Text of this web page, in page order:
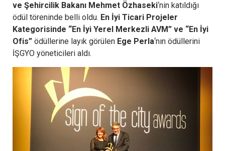
ve Şehircilik Bakanı Mehmet Özhaseki‘nin katıldığı
ödül töreninde belli oldu. En İyi Ticari Projeler
Kategorisinde “En İyi Yerel Merkezli AVM” ve “En İyi
Ofis” ödüllerine layık görülen Ege Perla‘nın ödüllerini
İŞGYO yöneticileri aldı.